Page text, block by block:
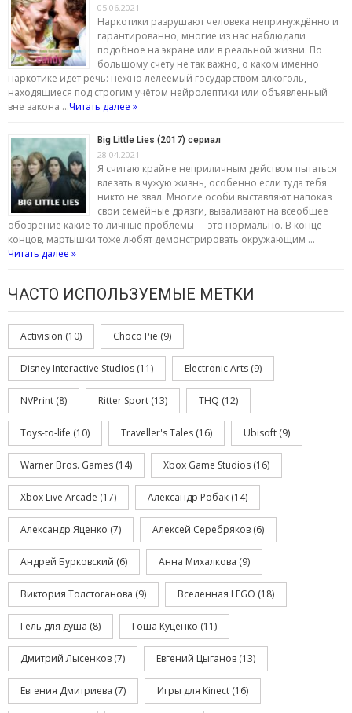
05.06.2021
Наркотики разрушают человека непринуждённо и
гарантированно, многие из нас наблюдали
подобное на экране или в реальной жизни. По
большому счёту не так важно, о каком именно
наркотике идёт речь: нежно лелеемый государством алкоголь,
находящиеся под строгим учётом нейролептики или объявленный
вне закона …Читать далее »
Big Little Lies (2017) сериал
28.04.2021
Я считаю крайне неприличным действом пытаться
влезать в чужую жизнь, особенно если туда тебя
никто не звал. Многие особи выставляют напоказ
свои семейные дрязги, вываливают на всеобщее
обозрение какие-то личные проблемы — это нормально. В конце
концов, мартышки тоже любят демонстрировать окружающим …
Читать далее »
ЧАСТО ИСПОЛЬЗУЕМЫЕ МЕТКИ
Activision (10) Choco Pie (9)
Disney Interactive Studios (11) Electronic Arts (9)
NVPrint (8) Ritter Sport (13) THQ (12)
Toys-to-life (10) Traveller's Tales (16) Ubisoft (9)
Warner Bros. Games (14) Xbox Game Studios (16)
Xbox Live Arcade (17) Александр Робак (14)
Александр Яценко (7) Алексей Серебряков (6)
Андрей Бурковский (6) Анна Михалкова (9)
Виктория Толстоганова (9) Вселенная LEGO (18)
Гель для душа (8) Гоша Куценко (11)
Дмитрий Лысенков (7) Евгений Цыганов (13)
Евгения Дмитриева (7) Игры для Kinect (16)